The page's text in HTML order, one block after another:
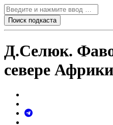
Д.Селюк.
севере Африки